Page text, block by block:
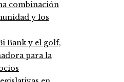
Bank y el golf,
para la